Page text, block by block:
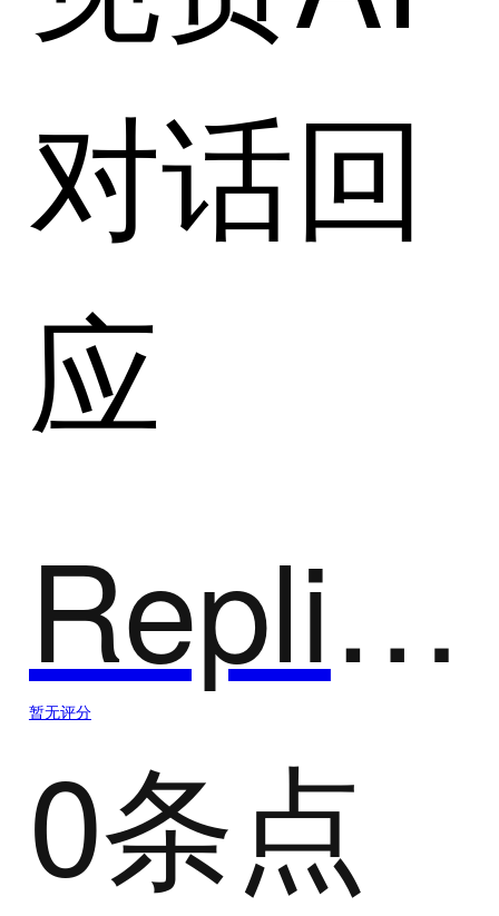
对话回
应
Replika
暂无评分
0条点